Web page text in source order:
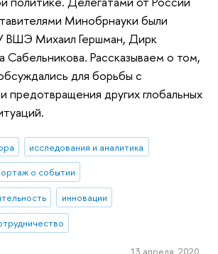
Минобрнауки были
ВШЭ Михаил Гершман, Дирк
Сабельникова. Рассказываем о том,
для борьбы с
предотвращения других глобальных
исследования и аналитика
о событии
инновации
13 апреля 2020